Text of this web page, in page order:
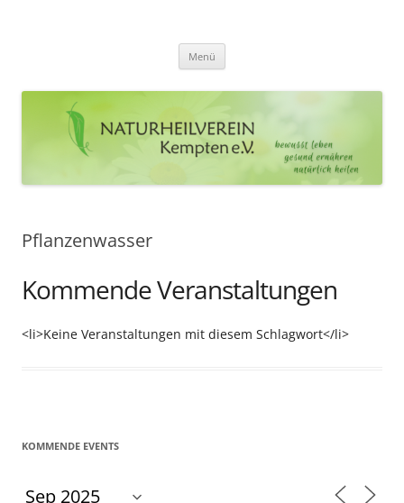
Menü
Pflanzenwasser
Kommende Veranstaltungen
<li>Keine Veranstaltungen mit diesem Schlagwort</li>
KOMMENDE EVENTS